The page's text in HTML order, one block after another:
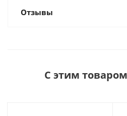
Отзывы
С этим